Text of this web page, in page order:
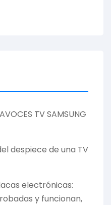
TV SAMSUNG
despiece de una TV
electrónicas:
y funcionan,